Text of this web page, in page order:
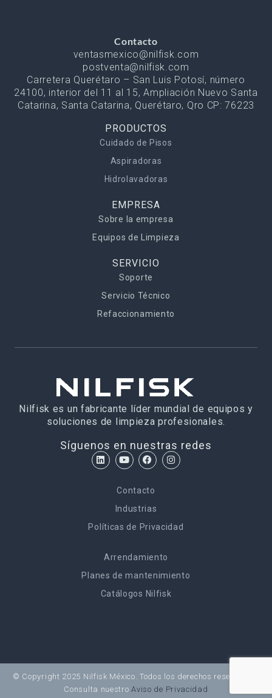
Contacto
ventasmexico@nilfisk.com
postventa@nilfisk.com
Carretera Querétaro – San Luis Potosí, número
24100, interior del 11 al 15, Ampliación Nuevo Santa
Catarina, Santa Catarina, Querétaro, Qro CP: 76223
PRODUCTOS
Cuidado de Pisos
Aspiradoras
Hidrolavadoras
EMPRESA
Sobre la empresa
Equipos de Limpieza
SERVICIO
Soporte
Servicio Técnico
Refaccionamiento
Nilfisk es un fabricante líder mundial de equipos y
soluciones de limpieza profesionales.
Síguenos en nuestras redes
Contacto
Industrias
Políticas de Privacidad
Arrendamiento
Planes de mantenimiento
Catálogos Nilfisk
© Copyright 2025 Nilfisk México. Todos los derechos reservados.
Consulta nuestro Aviso de Privacidad